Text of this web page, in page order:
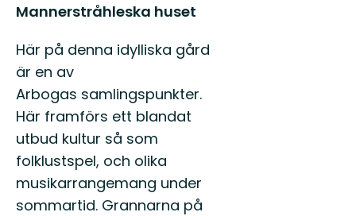
Mannerstråhleska huset
Här på denna idylliska gård
är en av
Arbogas samlingspunkter.
Här framförs ett blandat
utbud kultur så som
folklustspel, och olika
musikarrangemang under
sommartid. Grannarna på